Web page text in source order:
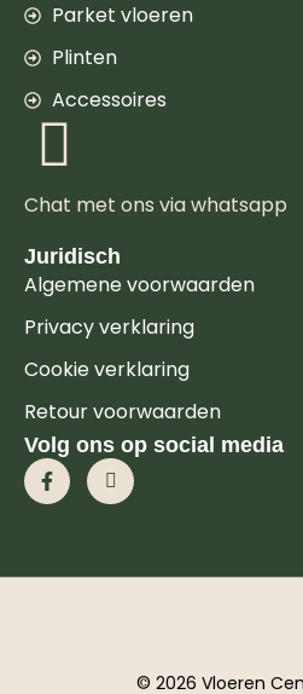
Parket vloeren
Plinten
Accessoires
Chat met ons via whatsapp
Juridisch
Algemene voorwaarden
Privacy verklaring
Cookie verklaring
Retour voorwaarden
Volg ons op social media
© 2026 Vloeren